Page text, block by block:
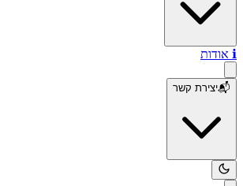
ℹ️ אודות
📬יצירת קשר